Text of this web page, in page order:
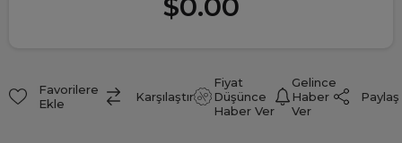
$0.00
Favorilere
Ekle
Karşılaştır
Fiyat
Düşünce
Haber Ver
Gelince
Haber
Ver
Paylaş